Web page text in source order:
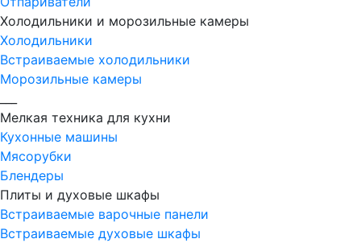
Холодильники и морозильные камеры
Холодильники
Встраиваемые холодильники
Морозильные камеры
Мелкая техника для кухни
Кухонные машины
Мясорубки
Блендеры
Плиты и духовые шкафы
Встраиваемые варочные панели
Встраиваемые духовые шкафы